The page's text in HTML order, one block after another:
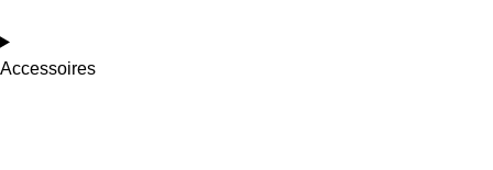
Accessoires